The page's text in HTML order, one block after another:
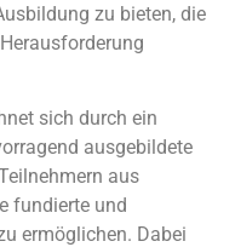
zu bieten, die
sich durch ein
ausgebildete
aus
fundierte und
ermöglichen. Dabei